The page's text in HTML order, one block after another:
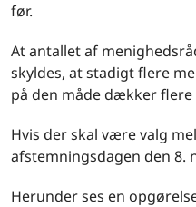
før.
At antallet af
skyldes, at stadigt flere
på den måde dækker flere
Hvis der skal være valg
afstemningsdagen den 8.
Herunder ses en